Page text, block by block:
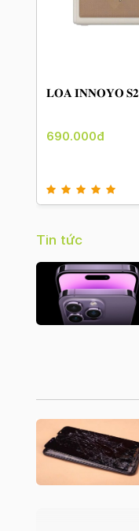
𝐋𝐎𝐀 𝐈𝐍𝐍𝐎𝐘𝐎 𝐒𝟐
690.000đ
Tin tức